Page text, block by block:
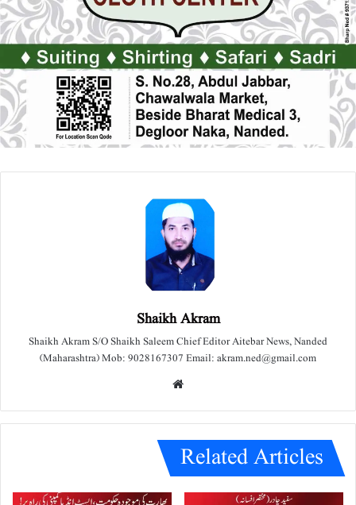
Shaikh Akram
Shaikh Akram S/O Shaikh Saleem Chief Editor Aitebar News, Nanded
(Maharashtra) Mob: 9028167307 Email: akram.ned@gmail.com
e
Related Articles